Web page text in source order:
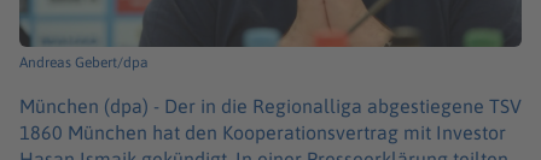
Andreas Gebert/dpa
München (dpa) - Der in die Regionalliga abgestiegene TSV
1860 München hat den Kooperationsvertrag mit Investor